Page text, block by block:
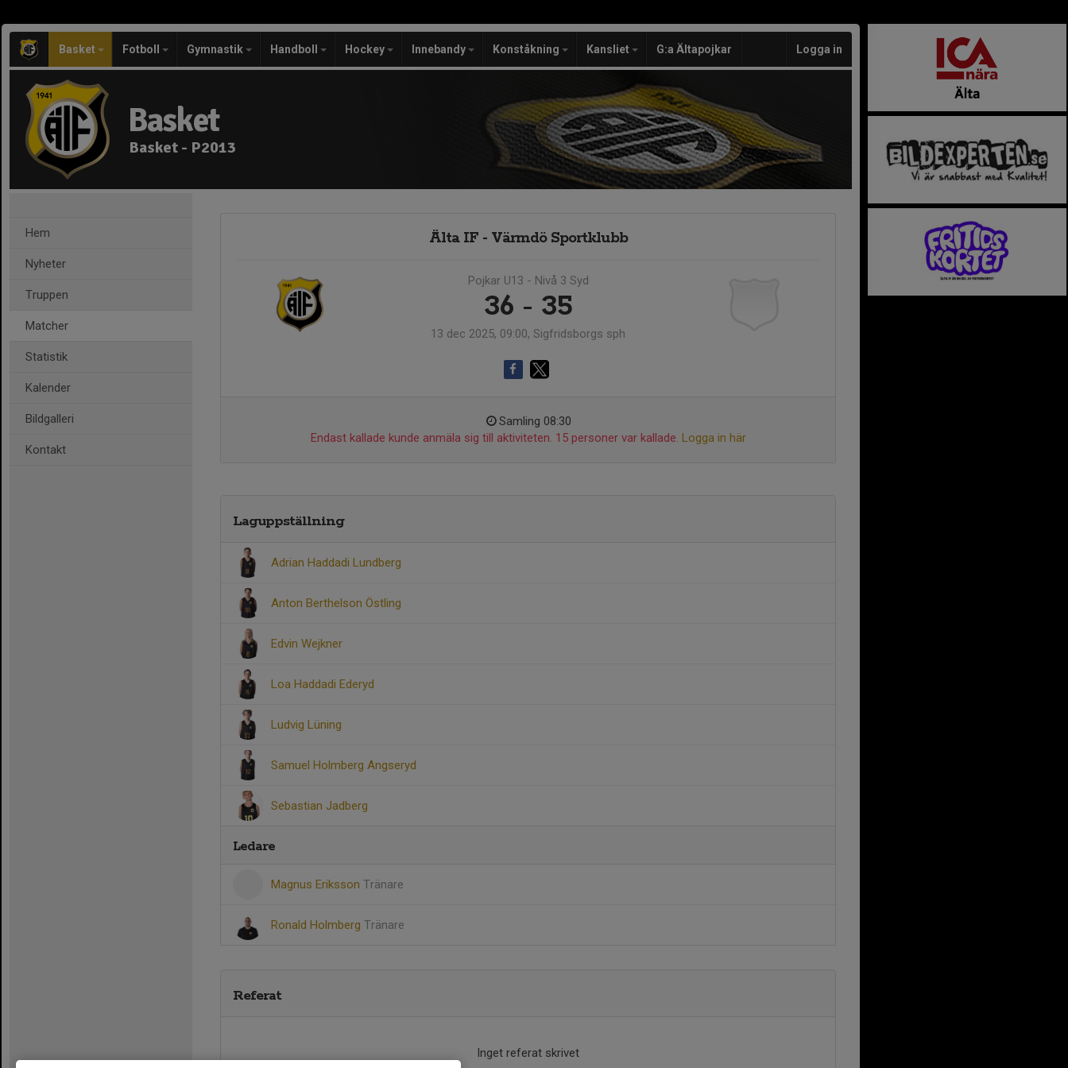
Basket Fotboll Gymnastik Handboll Hockey Innebandy Konståkning Kansliet G:a Ältapojkar Logga in
Basket
Basket - P2013
Hem
Nyheter
Truppen
Matcher
Statistik
Kalender
Bildgalleri
Kontakt
Älta IF - Värmdö Sportklubb
Pojkar U13 - Nivå 3 Syd
36 - 35
13 dec 2025, 09:00, Sigfridsborgs sph
Samling 08:30
Endast kallade kunde anmäla sig till aktiviteten. 15 personer var kallade. Logga in här
Laguppställning
Adrian Haddadi Lundberg
Anton Berthelson Östling
Edvin Wejkner
Loa Haddadi Ederyd
Ludvig Lüning
Samuel Holmberg Angseryd
Sebastian Jadberg
Ledare
Magnus Eriksson Tränare
Ronald Holmberg Tränare
Referat
Inget referat skrivet